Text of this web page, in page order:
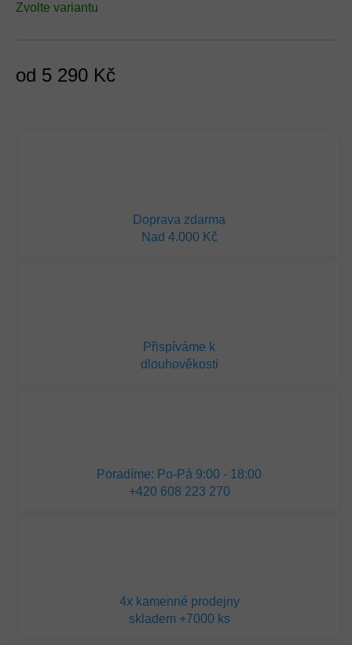
od 5 290 Kč
Zvolte variantu
Doprava zdarma
Nad 4.000 Kč
Přispíváme k
dlouhověkosti
Poradíme: Po-Pá 9:00 - 18:00
+420 608 223 270
4x kamenné prodejny
skladem +7000 ks